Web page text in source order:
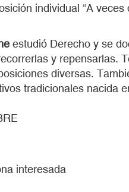
individual “A
estudió Derecho y se
y repensarlas.
diversas.
tradicionales nacida
interesada